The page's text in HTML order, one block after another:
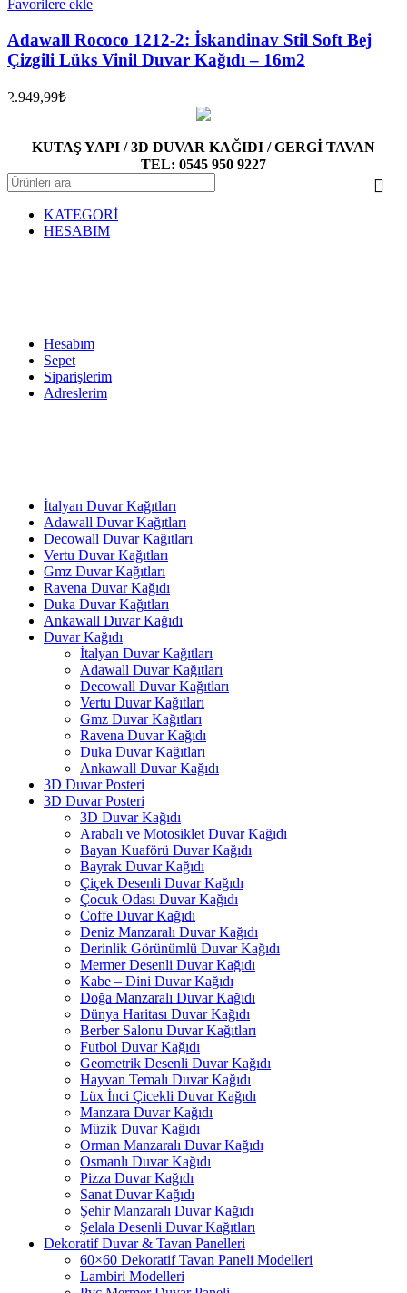
Favorilere ekle
Adawall Rococo 1212-2: İskandinav Stil Soft Bej
Çizgili Lüks Vinil Duvar Kağıdı – 16m2
2.949,99₺
KUTAŞ YAPI / 3D DUVAR KAĞIDI / GERGİ TAVAN
TEL: 0545 950 9227
KATEGORİ
HESABIM
Hesabım
Sepet
Siparişlerim
Adreslerim
İtalyan Duvar Kağıtları
Adawall Duvar Kağıtları
Decowall Duvar Kağıtları
Vertu Duvar Kağıtları
Gmz Duvar Kağıtları
Ravena Duvar Kağıdı
Duka Duvar Kağıtları
Ankawall Duvar Kağıdı
Duvar Kağıdı
İtalyan Duvar Kağıtları
Adawall Duvar Kağıtları
Decowall Duvar Kağıtları
Vertu Duvar Kağıtları
Gmz Duvar Kağıtları
Ravena Duvar Kağıdı
Duka Duvar Kağıtları
Ankawall Duvar Kağıdı
3D Duvar Posteri
3D Duvar Posteri
3D Duvar Kağıdı
Arabalı ve Motosiklet Duvar Kağıdı
Bayan Kuaförü Duvar Kağıdı
Bayrak Duvar Kağıdı
Çiçek Desenli Duvar Kağıdı
Çocuk Odası Duvar Kağıdı
Coffe Duvar Kağıdı
Deniz Manzaralı Duvar Kağıdı
Derinlik Görünümlü Duvar Kağıdı
Mermer Desenli Duvar Kağıdı
Kabe – Dini Duvar Kağıdı
Doğa Manzaralı Duvar Kağıdı
Dünya Haritası Duvar Kağıdı
Berber Salonu Duvar Kağıtları
Futbol Duvar Kağıdı
Geometrik Desenli Duvar Kağıdı
Hayvan Temalı Duvar Kağıdı
Lüx İnci Çicekli Duvar Kağıdı
Manzara Duvar Kağıdı
Müzik Duvar Kağıdı
Orman Manzaralı Duvar Kağıdı
Osmanlı Duvar Kağıdı
Pizza Duvar Kağıdı
Sanat Duvar Kağıdı
Şehir Manzaralı Duvar Kağıdı
Şelala Desenli Duvar Kağıtları
Dekoratif Duvar & Tavan Panelleri
60×60 Dekoratif Tavan Paneli Modelleri
Lambiri Modelleri